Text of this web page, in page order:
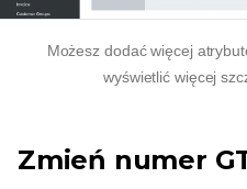
Możesz dodać więcej
wyświetlić więcej
Zmień numer